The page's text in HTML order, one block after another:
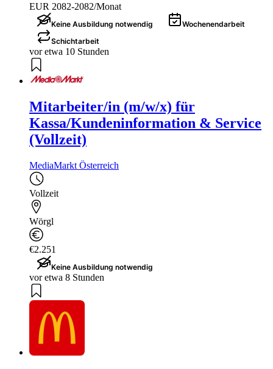
EUR 2082-2082/Monat
Keine Ausbildung notwendig
Wochenendarbeit
Schichtarbeit
vor etwa 10 Stunden
Mitarbeiter/in (m/w/x) für
Kassa/Kundeninformation & Service
(Vollzeit)
MediaMarkt Österreich
Vollzeit
Wörgl
€2.251
Keine Ausbildung notwendig
vor etwa 8 Stunden